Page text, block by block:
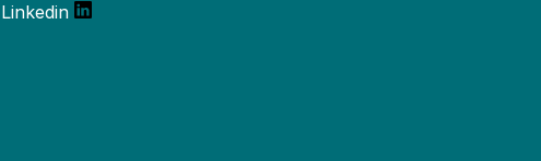
Linkedin